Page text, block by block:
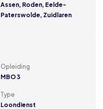
Assen, Roden, Eelde-
Paterswolde, Zuidlaren
Opleiding
MBO 3
Type
Loondienst